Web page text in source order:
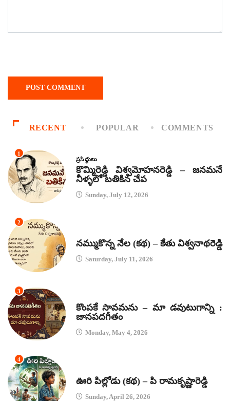
RECENT POPULAR COMMENTS
1
ప్రసిద్ధులు
కొమ్మిరెడ్డి విశ్వమోహనరెడ్డి – జనమనే
నీళ్ళలో బతికిన చేప
Sunday, July 12, 2026
2
నమ్ముకొన్న నేల (కథ) – కేతు విశ్వనాథరెడ్డి
Saturday, July 11, 2026
3
కొంపకే సావమను – మా డవుటుగాన్ని :
జానపదగీతం
Monday, May 4, 2026
4
ఊరి పిల్లోడు (కథ) – పి రామకృష్ణారెడ్డి
Sunday, April 26, 2026